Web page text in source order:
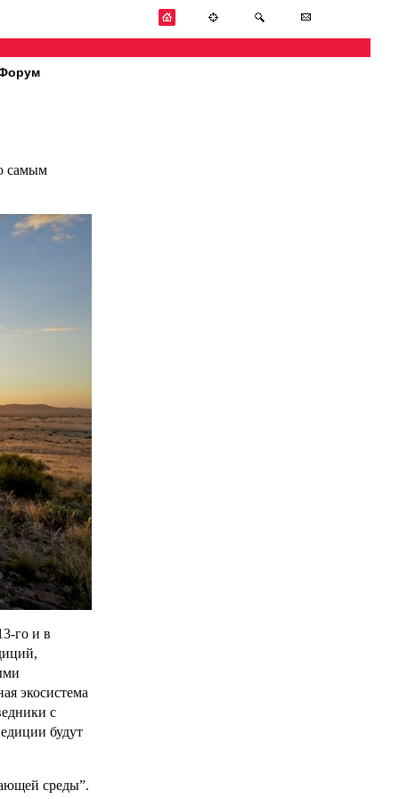
самым
го и в
экосистема
с
будут
среды”.